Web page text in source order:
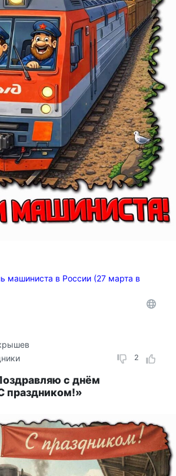
машиниста в России (27 марта в
2
с днём
праздником!»